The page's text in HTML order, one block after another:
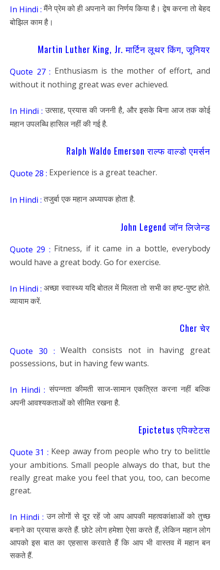
In Hindi :मैंने प्रेम को ही अपनाने का निर्णय किया है। द्वेष करना तो बेहद
बोझिल काम है।
Martin Luther King, Jr. मार्टिन लूथर किंग, जूनियर
Quote 27 : Enthusiasm is the mother of effort, and
without it nothing great was ever achieved.
In Hindi : उत्साह, प्रयास की जननी है, और इसके बिना आज तक कोई
महान उपलब्धि हासिल नहीं की गई है.
Ralph Waldo Emerson राल्फ वाल्डो एमर्सन
Quote 28 : Experience is a great teacher.
In Hindi :तजुर्बा एक महान अध्यापक होता है.
John Legend जॉन लिजेन्ड
Quote 29 : Fitness, if it came in a bottle, everybody
would have a great body. Go for exercise.
In Hindi : अच्छा स्वास्थ्य यदि बोतल में मिलता तो सभी का हष्ट-पुष्ट होते.
व्यायाम करें.
Cher चेर
Quote 30 : Wealth consists not in having great
possessions, but in having few wants.
In Hindi : संपन्नता कीमती साज-सामान एकत्रित करना नहीं बल्कि
अपनी आवश्यकताओं को सीमित रखना है.
Epictetus एपिक्टेटस
Quote 31 : Keep away from people who try to belittle
your ambitions. Small people always do that, but the
really great make you feel that you, too, can become
great.
In Hindi : उन लोगों से दूर रहें जो आप आपकी महत्वकांक्षाओं को तुच्छ
बनाने का प्रयास करते हैं. छोटे लोग हमेशा ऐसा करते हैं, लेकिन महान लोग
आपको इस बात का एहसास करवाते हैं कि आप भी वास्तव में महान बन
सकते हैं.